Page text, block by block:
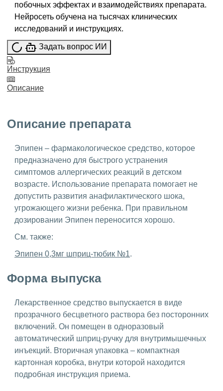
побочных эффектах и взаимодействиях препарата.
Нейросеть обучена на тысячах клинических
исследований и инструкциях.
Задать вопрос ИИ
Инструкция
Описание
Описание препарата
Эпипен – фармакологическое средство, которое
предназначено для быстрого устранения
симптомов аллергических реакций в детском
возрасте. Использование препарата помогает не
допустить развития анафилактического шока,
угрожающего жизни ребенка. При правильном
дозировании Эпипен переносится хорошо.
См. также:
Эпипен 0,3мг шприц-тюбик №1.
Форма выпуска
Лекарственное средство выпускается в виде
прозрачного бесцветного раствора без посторонних
включений. Он помещен в одноразовый
автоматический шприц-ручку для внутримышечных
инъекций. Вторичная упаковка – компактная
картонная коробка, внутри которой находится
подробная инструкция приема.